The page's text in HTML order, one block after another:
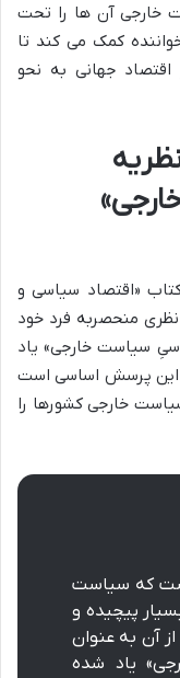
خارجی آن ها را تحت
کمک می کند تا
جهانی به نحو
«اقتصاد سیاسی و
منحصربه فرد خود
سیاست خارجی» یاد
این پرسش اساسی است
خارجی کشورها را
که سیاست
پیچیده و
آن به عنوان
یاد شده